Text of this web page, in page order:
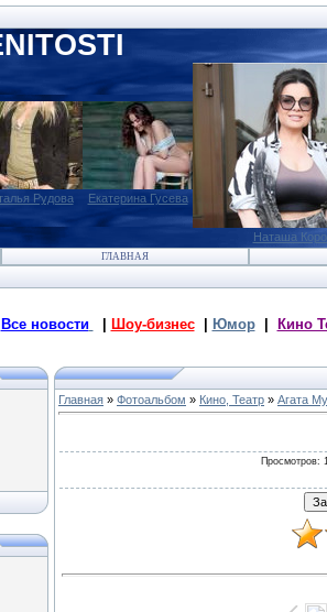
Рудова Екатерина Гусева
Наташа
ГЛАВНАЯ
Все новости Шоу-бизнес| Юмор| Кино
Главная » Фотоальбом » Кино, Театр » Агата
Просмотров: